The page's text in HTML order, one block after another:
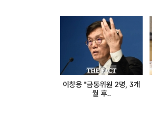
이창용 "금통위원 2명, 3개
월 후..